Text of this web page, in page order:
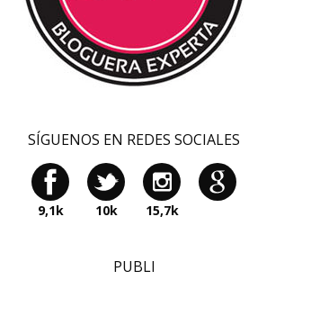
SÍGUENOS EN REDES SOCIALES
9,1k 10k 15,7k
PUBLI